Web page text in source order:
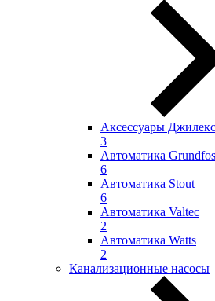
Аксессуары Джилекс
3
Автоматика Grundfos
6
Автоматика Stout
6
Автоматика Valtec
2
Автоматика Watts
2
Канализационные насосы